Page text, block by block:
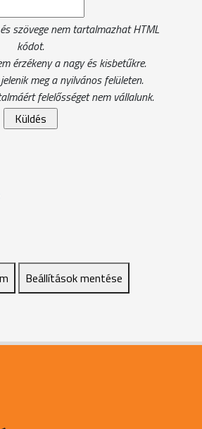
szövege nem tartalmazhat HTML
kódot.
érzékeny a nagy és kisbetűkre.
meg a nyilvános felületen.
felelősséget nem vállalunk.
Beállítások mentése